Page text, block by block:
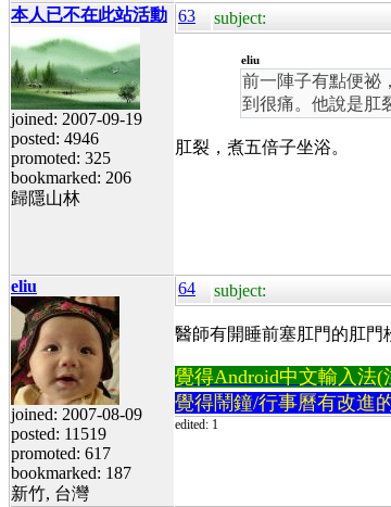
本人已不在此站活動
joined: 2007-09-19
posted: 4946
promoted: 325
bookmarked: 206
歸隱山林
63 subject:
eliu
前一陣子有點便祕
到很痛。他說是肛
肛裂，煮五倍子坐浴。
eliu
joined: 2007-08-09
posted: 11519
promoted: 617
bookmarked: 187
新竹, 台灣
64 subject:
醫師有開睡前塞肛門的肛門
覺得Android中文輸入法
覺得鬧鐘/行事曆有改進
edited: 1